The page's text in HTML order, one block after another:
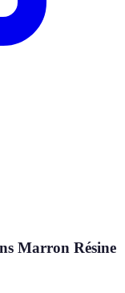
Marron Résine